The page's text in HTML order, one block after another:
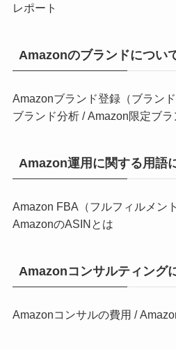
レポート
Amazonのブランドについ
Amazonブランド登録（ブラン
ブランド分析 /Amazon限定ブラ
Amazon運用に関する用語
Amazon FBA（フルフィルメン
AmazonのASINとは
Amazonコンサルティング
Amazonコンサルの費用 /